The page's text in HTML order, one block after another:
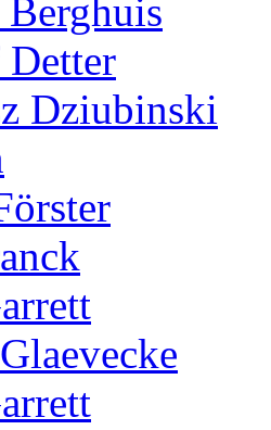
Berghuis
Dziubinski